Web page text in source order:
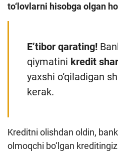
to‘lovlarni hisobga olgan
E’tibor qarating!
qiymatini kredit
yaxshi o‘qiladigan
kerak.
Kreditni olishdan oldin,
olmoqchi bo‘lgan